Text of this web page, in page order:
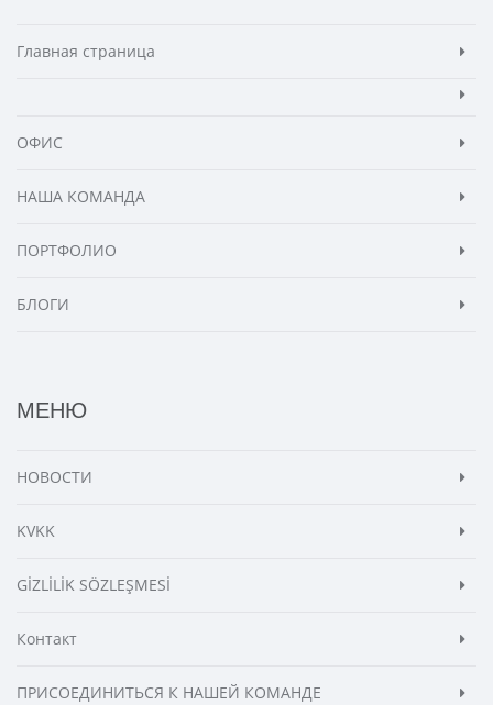
Главная страница
ОФИС
НАША КОМАНДА
ПОРТФОЛИО
БЛОГИ
МЕНЮ
НОВОСТИ
KVKK
GİZLİLİK SÖZLEŞMESİ
Контакт
ПРИСОЕДИНИТЬСЯ К НАШЕЙ КОМАНДЕ